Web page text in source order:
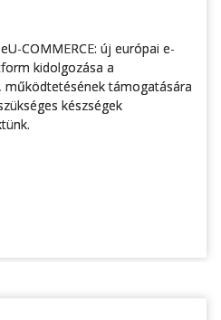
COMMERCE: új európai e-
kidolgozása a
működtetésének támogatására
készségek